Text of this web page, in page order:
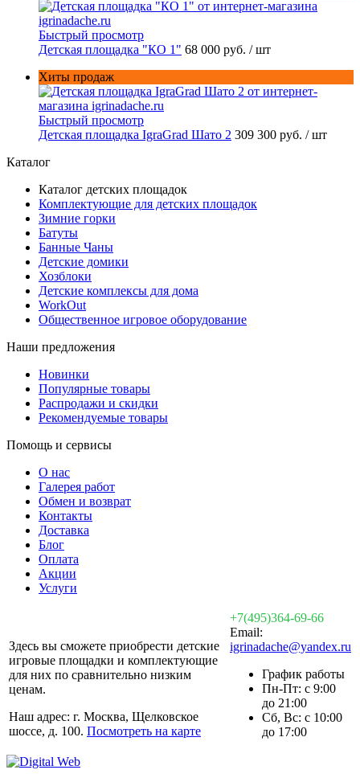
Быстрый просмотр
Детская площадка "КО 1" 68 000 руб. / шт
Хиты продаж
Быстрый просмотр
Детская площадка IgraGrad Шато 2 309 300 руб. / шт
Каталог
Каталог детских площадок
Комплектующие для детских площадок
Зимние горки
Батуты
Банные Чаны
Детские домики
Хозблоки
Детские комплексы для дома
WorkOut
Общественное игровое оборудование
Наши предложения
Новинки
Популярные товары
Распродажи и скидки
Рекомендуемые товары
Помощь и сервисы
О нас
Галерея работ
Обмен и возврат
Контакты
Доставка
Блог
Оплата
Акции
Услуги
Здесь вы сможете приобрести детские
игровые площадки и комплектующие
для них по сравнительно низким
ценам.
Наш адрес: г. Москва, Щелковское
шоссе, д. 100. Посмотреть на карте
+7(495)364-69-66
Email:
igrinadache@yandex.ru
График работы
Пн-Пт: с 9:00
до 21:00
Сб, Вс: с 10:00
до 17:00